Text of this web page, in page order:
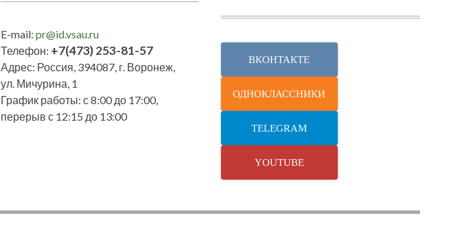
E-mail: pr@id.vsau.ru
Телефон: +7(473) 253-81-57
Адрес: Россия, 394087, г. Воронеж,
ул. Мичурина, 1
График работы: с 8:00 до 17:00,
перерыв с 12:15 до 13:00
ВКОНТАКТЕ
ОДНОКЛАССНИКИ
TELEGRAM
YOUTUBE